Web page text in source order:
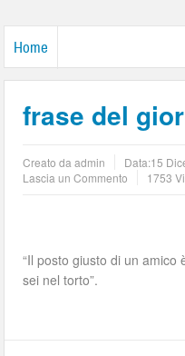
Home
frase del
Creato daadmin Data:15
Lascia un Commento
1753
“Il posto giusto di un
sei nel torto”.